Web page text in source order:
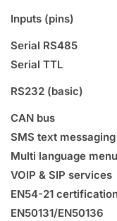
Inputs (pins)
Serial RS485
Serial TTL
RS232 (basic)
CAN bus
SMS text messaging
Multi language
VOIP & SIP services
EN54-21
EN50131/EN50136